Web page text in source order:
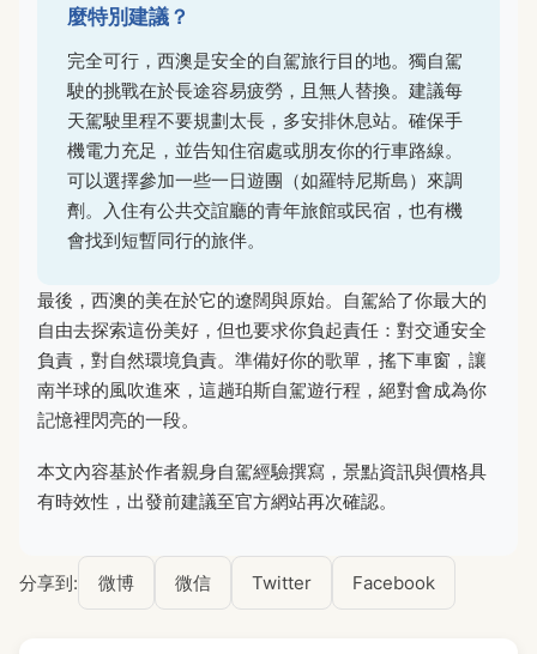
麼特別建議？
完全可行，西澳是安全的自駕旅行目的地。獨自駕
駛的挑戰在於長途容易疲勞，且無人替換。建議每
天駕駛里程不要規劃太長，多安排休息站。確保手
機電力充足，並告知住宿處或朋友你的行車路線。
可以選擇參加一些一日遊團（如羅特尼斯島）來調
劑。入住有公共交誼廳的青年旅館或民宿，也有機
會找到短暫同行的旅伴。
最後，西澳的美在於它的遼闊與原始。自駕給了你最大的
自由去探索這份美好，但也要求你負起責任：對交通安全
負責，對自然環境負責。準備好你的歌單，搖下車窗，讓
南半球的風吹進來，這趟珀斯自駕遊行程，絕對會成為你
記憶裡閃亮的一段。
本文內容基於作者親身自駕經驗撰寫，景點資訊與價格具
有時效性，出發前建議至官方網站再次確認。
分享到: 微博 微信 Twitter Facebook